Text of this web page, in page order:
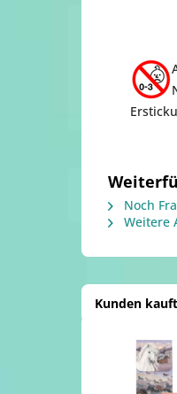
Noch
Weitere
Kunden